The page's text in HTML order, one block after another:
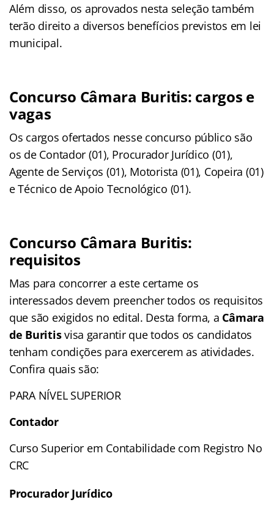
Além disso, os aprovados nesta seleção também
terão direito a diversos benefícios previstos em lei
municipal.
Concurso Câmara Buritis: cargos e
vagas
Os cargos ofertados nesse concurso público são
os de Contador (01), Procurador Jurídico (01),
Agente de Serviços (01), Motorista (01), Copeira (01)
e Técnico de Apoio Tecnológico (01).
Concurso Câmara Buritis:
requisitos
Mas para concorrer a este certame os
interessados devem preencher todos os requisitos
que são exigidos no edital. Desta forma, a Câmara
de Buritisvisa garantir que todos os candidatos
tenham condições para exercerem as atividades.
Confira quais são:
PARA NÍVEL SUPERIOR
Contador
Curso Superior em Contabilidade com Registro No
CRC
Procurador Jurídico